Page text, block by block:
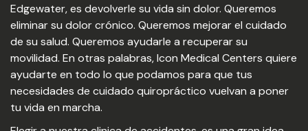
Edgewater, es devolverle su vida sin dolor. Queremos
eliminar su dolor crónico. Queremos mejorar el cuidado
de su salud. Queremos ayudarle a recuperar su
movilidad. En otras palabras, Icon Medical Centers quiere
ayudarte en todo lo que podamos para que tus
necesidades de cuidado quiropráctico vuelvan a poner
tu vida en marcha.